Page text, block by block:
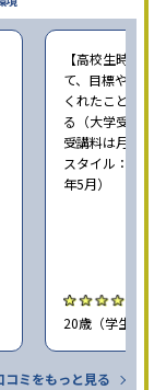
【高校生時の通
て、目標や勉強
くれたことが、
る（大学受験で
受講料は月
スタイル：個別
年5月）
20歳（学生） /
コミをもっと見る